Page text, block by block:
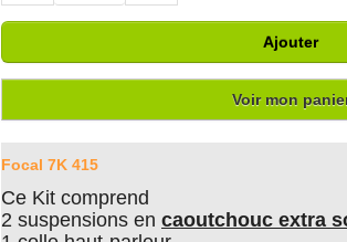
Ajouter
Voir mon
Focal 7K 415
Ce Kit comprend
2 suspensions en caoutchouc extra